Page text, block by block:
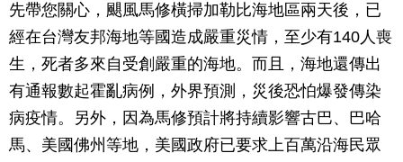
先帶您關心，颶風馬修橫掃加勒比海地區兩天後，已
經在台灣友邦海地等國造成嚴重災情，至少有140人喪
生，死者多來自受創嚴重的海地。而且，海地還傳出
有通報數起霍亂病例，外界預測，災後恐怕爆發傳染
病疫情。另外，因為馬修預計將持續影響古巴、巴哈
馬、美國佛州等地，美國政府已要求上百萬沿海民眾